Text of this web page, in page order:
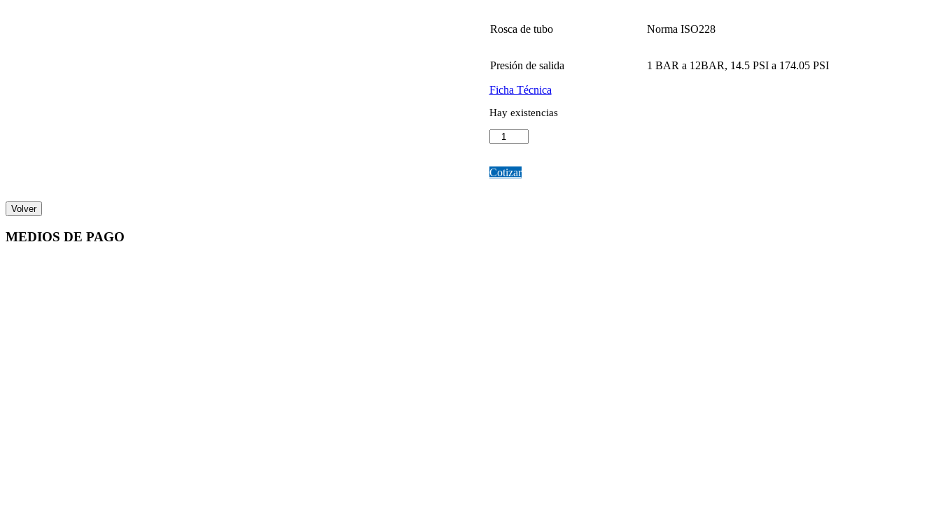
Rosca de tubo Norma ISO228
Presión de salida 1 BAR a 12BAR, 14.5 PSI a 174.05 PSI
Ficha Técnica
Hay existencias
VALVULA
REDUCTORA
1″
Cotizar
Volver
MEDIOS DE PAGO